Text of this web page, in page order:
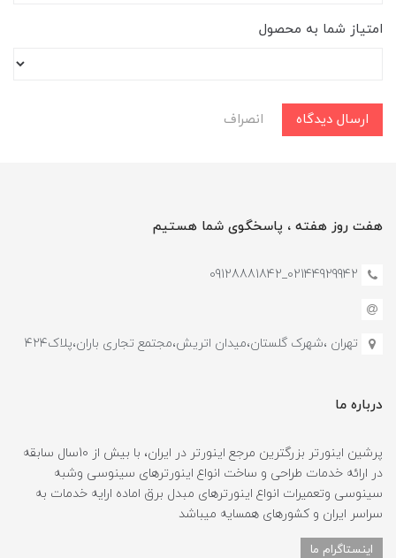
امتیاز شما به محصول
ارسال دیدگاه انصراف
هفت روز هفته ، پاسخگوی شما هستیم
02144929942_09128881842
تهران ،شهرک گلستان،میدان اتریش،مجتمع تجاری باران،پلاک۴۲۴
درباره ما
پرشین اینورتر بزرگترین مرجع اینورتر در ایران، با بیش از 10سال سابقه
در ارائه خدمات طراحی و ساخت انواع اینورترهای سینوسی وشبه
سینوسی وتعمیرات انواع اینورترهای مبدل برق اماده ارایه خدمات به
سراسر ایران و کشورهای همسایه میباشد
اینستاگرام ما